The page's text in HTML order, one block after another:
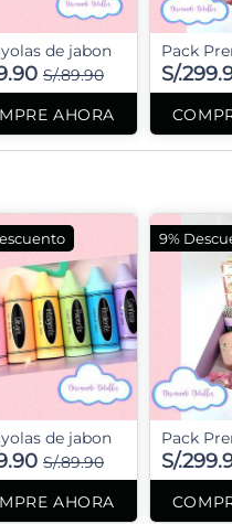
de jabon
S/.89.90
AHORA
Pack
S/
de jabon
S/.89.90
AHORA
Pack
S/
9%